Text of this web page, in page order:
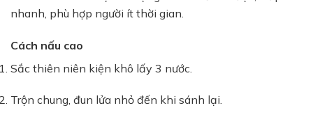
nhanh, phù hợp người ít thời gian.
Cách nấu cao
Sắc thiên niên kiện khô lấy 3 nước.
Trộn chung, đun lửa nhỏ đến khi sánh lại.